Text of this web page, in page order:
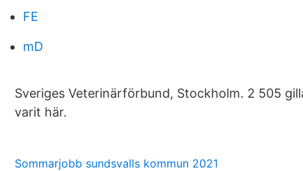
FE
mD
Sveriges Veterinärförbund, Stockholm. 2 505
varit här.
Sommarjobb sundsvalls kommun 2021